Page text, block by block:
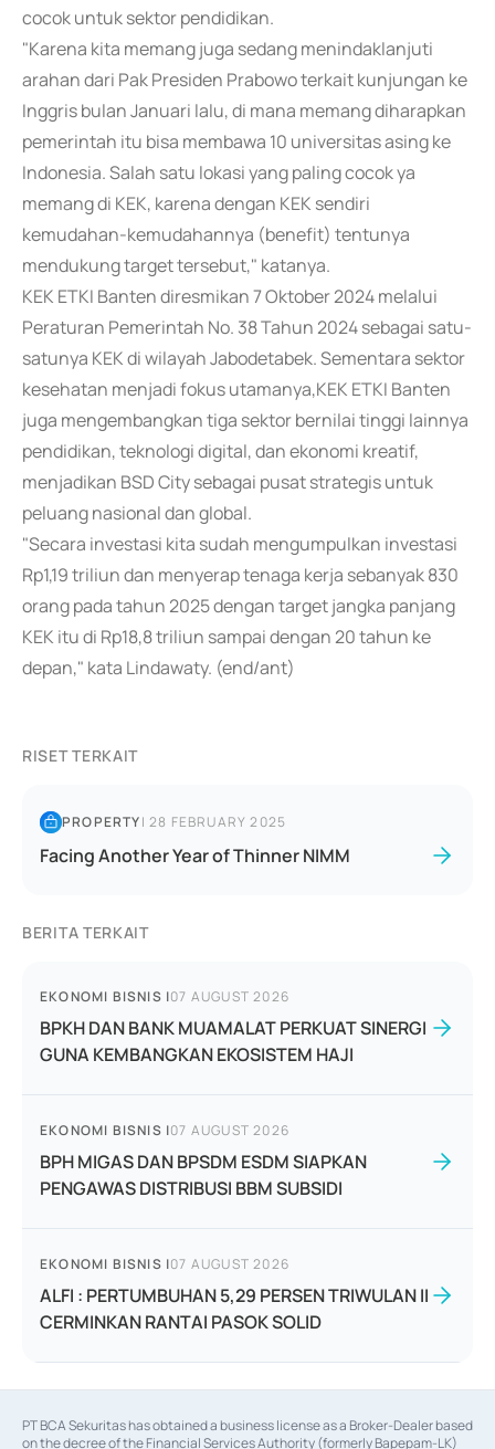
cocok untuk sektor pendidikan.
"Karena kita memang juga sedang menindaklanjuti
arahan dari Pak Presiden Prabowo terkait kunjungan ke
Inggris bulan Januari lalu, di mana memang diharapkan
pemerintah itu bisa membawa 10 universitas asing ke
Indonesia. Salah satu lokasi yang paling cocok ya
memang di KEK, karena dengan KEK sendiri
kemudahan-kemudahannya (benefit) tentunya
mendukung target tersebut," katanya.
KEK ETKI Banten diresmikan 7 Oktober 2024 melalui
Peraturan Pemerintah No. 38 Tahun 2024 sebagai satu-
satunya KEK di wilayah Jabodetabek. Sementara sektor
kesehatan menjadi fokus utamanya,KEK ETKI Banten
juga mengembangkan tiga sektor bernilai tinggi lainnya
pendidikan, teknologi digital, dan ekonomi kreatif,
menjadikan BSD City sebagai pusat strategis untuk
peluang nasional dan global.
"Secara investasi kita sudah mengumpulkan investasi
Rp1,19 triliun dan menyerap tenaga kerja sebanyak 830
orang pada tahun 2025 dengan target jangka panjang
KEK itu di Rp18,8 triliun sampai dengan 20 tahun ke
depan," kata Lindawaty. (end/ant)
RISET TERKAIT
PROPERTY|28 FEBRUARY 2025
Facing Another Year of Thinner NIMM
BERITA TERKAIT
EKONOMI BISNIS |07 AUGUST 2026
BPKH DAN BANK MUAMALAT PERKUAT SINERGI
GUNA KEMBANGKAN EKOSISTEM HAJI
EKONOMI BISNIS |07 AUGUST 2026
BPH MIGAS DAN BPSDM ESDM SIAPKAN
PENGAWAS DISTRIBUSI BBM SUBSIDI
EKONOMI BISNIS |07 AUGUST 2026
ALFI : PERTUMBUHAN 5,29 PERSEN TRIWULAN II
CERMINKAN RANTAI PASOK SOLID
PT BCA Sekuritas has obtained a business license as a Broker-Dealer based
on the decree of the Financial Services Authority (formerly Bapepam-LK)